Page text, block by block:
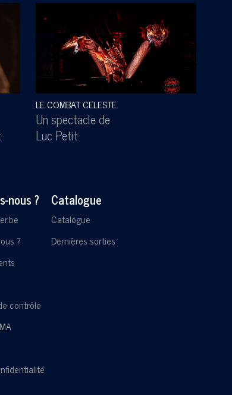
LE COMBAT CELESTE
Un spectacle de
Luc Petit
nous ?
?
contrôle
Catalogue
Catalogue
Dernières sorties